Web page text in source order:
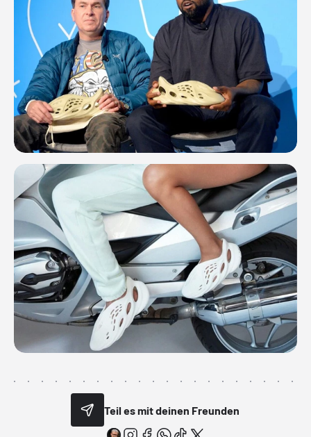
Teil es mit deinen Freunden